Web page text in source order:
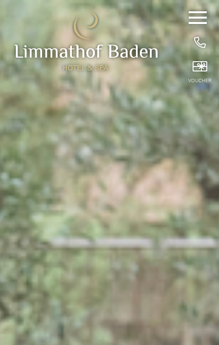
VOUCHER
/
Hide
HOME
25 YEARS OF SLOWING DOWN
HOTEL ROOMS
BREAKFAST
WELLNESS & TREATMENTS
PRIVATE SPA
BEAUTY TREATMENTS
PACKAGES
FITNESS & SPA MEMBERSHIP
EVENTLOCATION
LIMMATHOF LOUNGE
GIFT VOUCHER
OPENING HOURS, ARRIVAL & FAQ